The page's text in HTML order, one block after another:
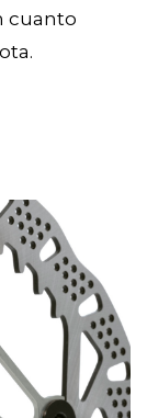
cuanto